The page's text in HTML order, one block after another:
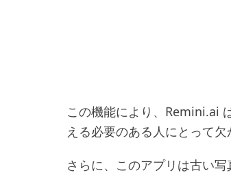
この機能により、Remini.ai
える必要のある人にとって欠
さらに、このアプリは古い